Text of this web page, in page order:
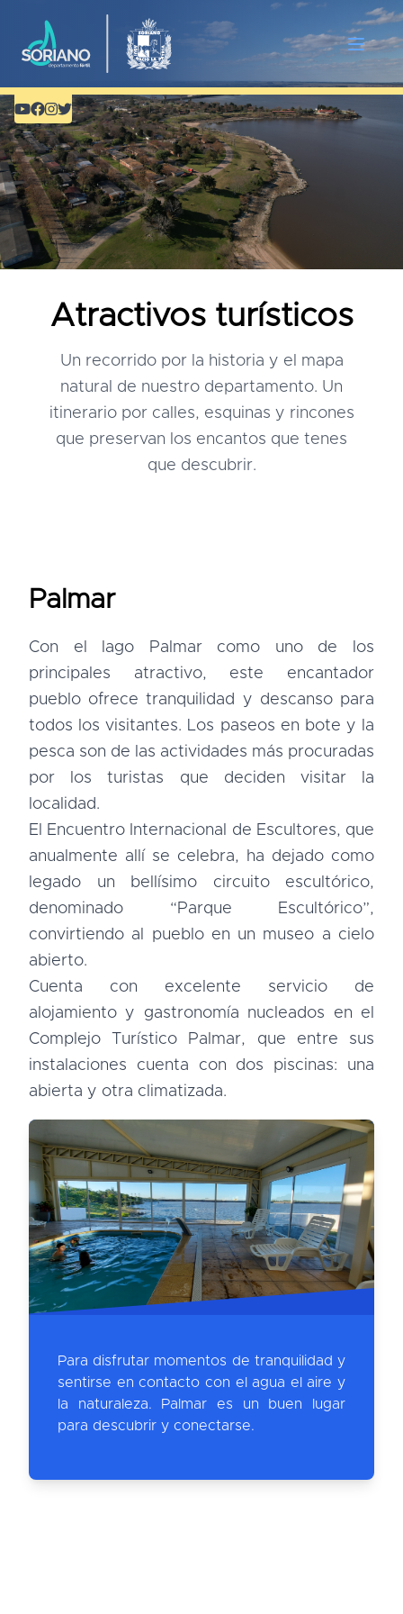
Atractivos turísticos
Un recorrido por la historia y el mapa
natural de nuestro departamento. Un
itinerario por calles, esquinas y rincones
que preservan los encantos que tenes
que descubrir.
Palmar
Con el lago Palmar como uno de los
principales atractivo, este encantador
pueblo ofrece tranquilidad y descanso para
todos los visitantes. Los paseos en bote y la
pesca son de las actividades más procuradas
por los turistas que deciden visitar la
localidad.
El Encuentro Internacional de Escultores, que
anualmente allí se celebra, ha dejado como
legado un bellísimo circuito escultórico,
denominado “Parque Escultórico”,
convirtiendo al pueblo en un museo a cielo
abierto.
Cuenta con excelente servicio de
alojamiento y gastronomía nucleados en el
Complejo Turístico Palmar, que entre sus
instalaciones cuenta con dos piscinas: una
abierta y otra climatizada.
Para disfrutar momentos de tranquilidad y
sentirse en contacto con el agua el aire y
la naturaleza. Palmar es un buen lugar
para descubrir y conectarse.